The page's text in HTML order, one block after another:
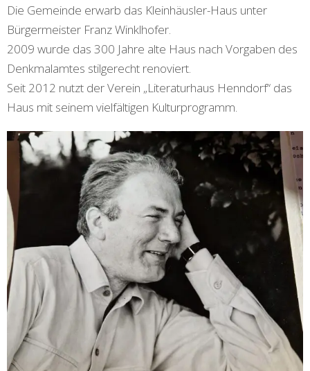
Die Gemeinde erwarb das Kleinhäusler-Haus unter
Bürgermeister Franz Winklhofer.
2009 wurde das 300 Jahre alte Haus nach Vorgaben des
Denkmalamtes stilgerecht renoviert.
Seit 2012 nutzt der Verein „Literaturhaus Henndorf“ das
Haus mit seinem vielfältigen Kulturprogramm.